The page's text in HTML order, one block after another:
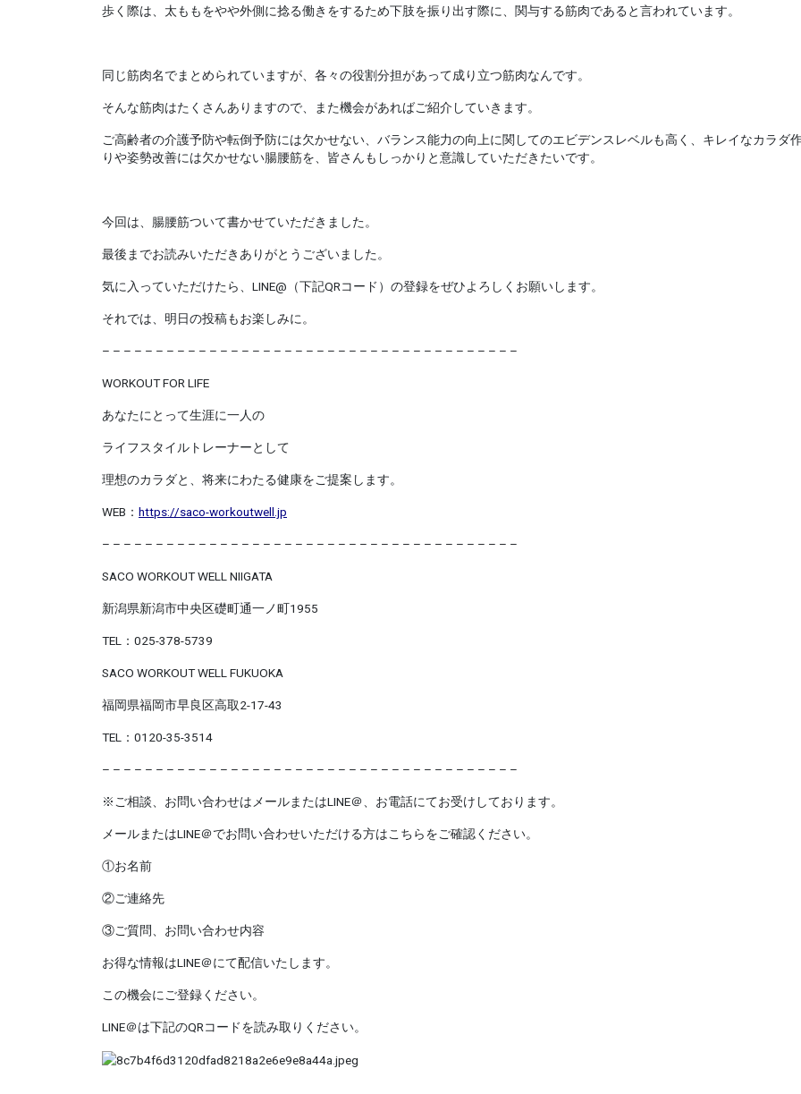
歩く際は、太ももをやや外側に捻る働きをするため下肢を振り出す際に、関与する筋肉であると言われています。
同じ筋肉名でまとめられていますが、各々の役割分担があって成り立つ筋肉なんです。
そんな筋肉はたくさんありますので、また機会があればご紹介していきます。
ご高齢者の介護予防や転倒予防には欠かせない、バランス能力の向上に関してのエビデンスレベルも高く、キレイなカラダ
りや姿勢改善には欠かせない腸腰筋を、皆さんもしっかりと意識していただきたいです。
今回は、腸腰筋ついて書かせていただきました。
最後までお読みいただきありがとうございました。
気に入っていただけたら、 LINE@ （下記QRコード）の登録をぜひよろしくお願いします。
それでは、明日の投稿もお楽しみに。
– – – – – – – – – – – – – – – – – – – – – – – – – – – – – – – – – – – – – – –
WORKOUT FOR LIFE
あなたにとって生涯に一人の
ライフスタイルトレーナーとして
理想のカラダと、将来にわたる健康をご提案します。
WEB ： https://saco-workoutwell.jp
– – – – – – – – – – – – – – – – – – – – – – – – – – – – – – – – – – – – – – –
SACO WORKOUT WELL NIIGATA
新潟県新潟市中央区礎町通一ノ町1955
TEL ： 025-378-5739
SACO WORKOUT WELL FUKUOKA
福岡県福岡市早良区高取2-17-43
TEL ： 0120-35-3514
– – – – – – – – – – – – – – – – – – – – – – – – – – – – – – – – – – – – – – –
※ ご相談、お問い合わせはメールまたはLINE＠、お電話にてお受けしております。
メールまたはLINE＠でお問い合わせいただける方はこちらをご確認ください。
①お名前
②ご連絡先
③ご質問、お問い合わせ内容
お得な情報はLINE＠にて配信いたします。
この機会にご登録ください。
LINE＠は下記のQRコードを読み取りください。